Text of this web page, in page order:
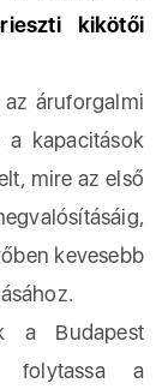
kikötői
áruforgalmi
kapacitások
mire az első
kevesebb
a Budapest
a